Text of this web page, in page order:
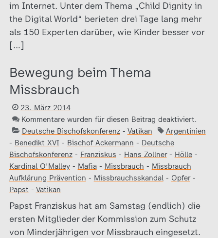
im Internet. Unter dem Thema „Child Dignity in
the Digital World“ berieten drei Tage lang mehr
als 150 Experten darüber, wie Kinder besser vor
[…]
Bewegung beim Thema
Missbrauch
23. März 2014
Kommentare wurden für diesen Beitrag deaktiviert.
Deutsche Bischofskonferenz- Vatikan
Argentinien
- Benedikt XVI - Bischof Ackermann - Deutsche
Bischofskonferenz- Franziskus - Hans Zollner- Hölle-
Kardinal O'Malley- Mafia- Missbrauch - Missbrauch
Aufklärung Prävention - Missbrauchsskandal- Opfer-
Papst - Vatikan
Papst Franziskus hat am Samstag (endlich) die
ersten Mitglieder der Kommission zum Schutz
von Minderjährigen vor Missbrauch eingesetzt.